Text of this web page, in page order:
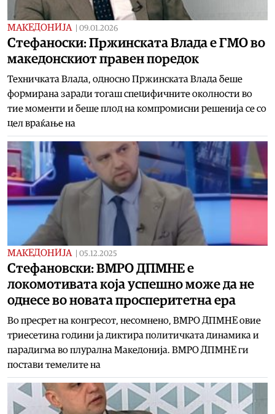
МАКЕДОНИЈА 09.01.2026
Стефаноски: Пржинската Влада е ГМО во
македонскиот правен поредок
Техничката Влада, односно Пржинската Влада беше
формирана заради тогаш специфичните околности во
тие моменти и беше плод на компромисни решенија се со
цел враќање на
МАКЕДОНИЈА 05.12.2025
Стефановски: ВМРО ДПМНЕ е
локомотивата која успешно може да не
однесе во новата просперитетна ера
Во пресрет на конгресот, несомнено, ВМРО ДПМНЕ овие
триесетина години ја диктира политичката динамика и
парадигма во плурална Македонија. ВМРО ДПМНЕ ги
постави темелите на